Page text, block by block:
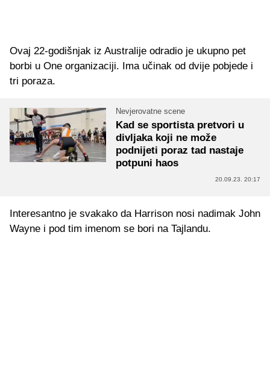
Ovaj 22-godišnjak iz Australije odradio je ukupno pet
borbi u One organizaciji. Ima učinak od dvije pobjede i
tri poraza.
Nevjerovatne scene
Kad se sportista pretvori u
divljaka koji ne može
podnijeti poraz tad nastaje
potpuni haos
20.09.23. 20:17
Interesantno je svakako da Harrison nosi nadimak John
Wayne i pod tim imenom se bori na Tajlandu.